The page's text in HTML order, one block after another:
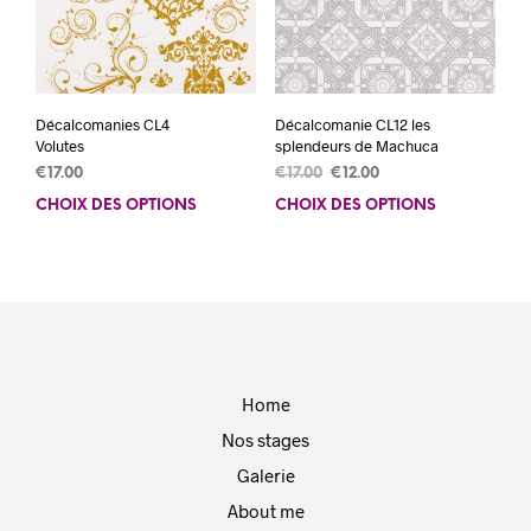
page
du
produit
page
du
Décalcomanies CL4
Volutes
€ 17.00
CHOIX DES OPTIONS
Ce
être
choisies
la
page
Décalcomanie CL12 les
splendeurs de Machuca
€17.00 Le
prix
€ 12.00Le
prix
CHOIX DES OPTIONS
Home
Nos stages
Galerie
About me